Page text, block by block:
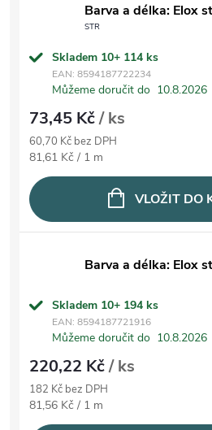
Barva a délka: Elox
STR
Skladem 10+ 114 ks
EAN: 8594187722234
Můžeme doručit do 10.8.2026
73,45 Kč/ ks
60,70 Kč bez DPH
Měrná cena:
81,61 Kč / 1 m
VLOŽIT DO
Barva a délka: Elox
Skladem 10+ 194 ks
EAN: 8594187721916
Můžeme doručit do 10.8.2026
220,22 Kč/ ks
182 Kč bez DPH
Měrná cena:
81,56 Kč / 1 m